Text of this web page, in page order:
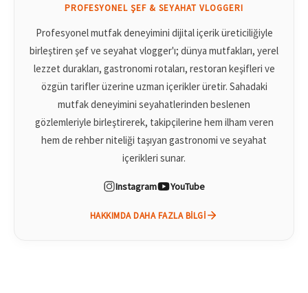
PROFESYONEL ŞEF & SEYAHAT VLOGGERI
Profesyonel mutfak deneyimini dijital içerik üreticiliğiyle
birleştiren şef ve seyahat vlogger'ı; dünya mutfakları, yerel
lezzet durakları, gastronomi rotaları, restoran keşifleri ve
özgün tarifler üzerine uzman içerikler üretir. Sahadaki
mutfak deneyimini seyahatlerinden beslenen
gözlemleriyle birleştirerek, takipçilerine hem ilham veren
hem de rehber niteliği taşıyan gastronomi ve seyahat
içerikleri sunar.
Instagram YouTube
HAKKIMDA DAHA FAZLA BILGI